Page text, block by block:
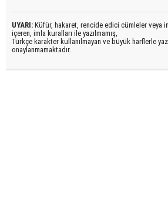
UYARI: Küfür, hakaret, rencide edici cümleler veya
içeren, imla kuralları ile yazılmamış,
Türkçe karakter kullanılmayan ve büyük harflerle
onaylanmamaktadır.